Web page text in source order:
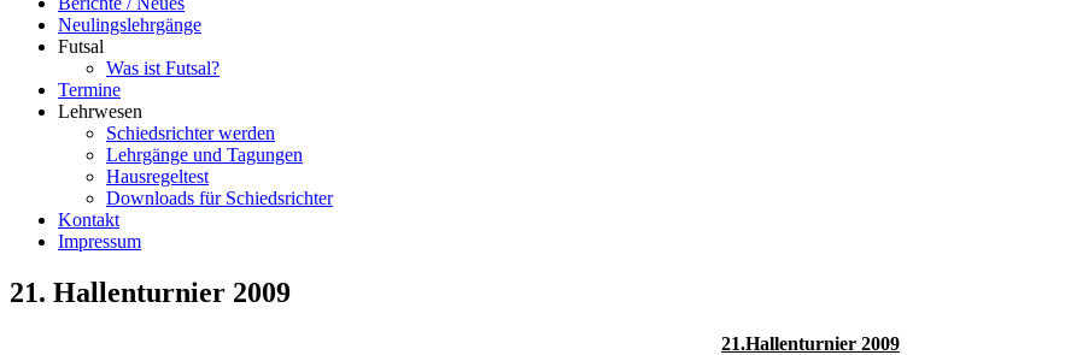
Neulingslehrgänge
Futsal
Was ist Futsal?
Termine
Lehrwesen
Schiedsrichter werden
Lehrgänge und Tagungen
Hausregeltest
Downloads für Schiedsrichter
Kontakt
Impressum
21. Hallenturnier 2009
21.Hallenturnier 2009